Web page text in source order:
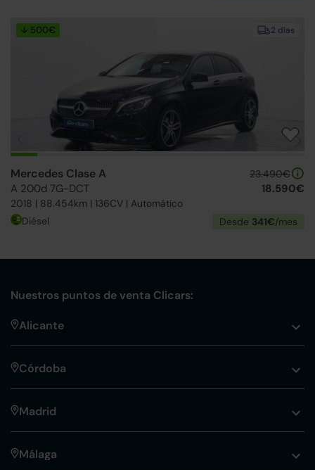
2 días
↓ 500€
Mercedes Clase A
A 200d 7G-DCT
2018 | 88.454km | 136CV | Automático
23.490€
18.590€
Diésel Desde 341€/mes
Nuestros puntos de venta Clicars:
Alicante
Córdoba
Madrid
Málaga